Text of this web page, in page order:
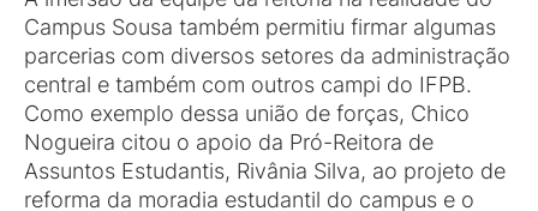
Campus Sousa também permitiu firmar algumas
parcerias com diversos setores da administração
central e também com outros campi do IFPB.
Como exemplo dessa união de forças, Chico
Nogueira citou o apoio da Pró-Reitora de
Assuntos Estudantis, Rivânia Silva, ao projeto de
reforma da moradia estudantil do campus e o